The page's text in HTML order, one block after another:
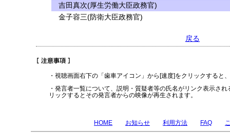
吉田真次(厚生労働大臣政務官)
金子容三(防衛大臣政務官)
戻る
・視聴画面右下の「歯車アイコン」から[速度]をクリックすると
・発言者一覧について、説明・質疑者等の氏名がリンク表示さ
リックするとその発言者からの映像が再生されます。
HOME お知らせ 利用方法 FAQ